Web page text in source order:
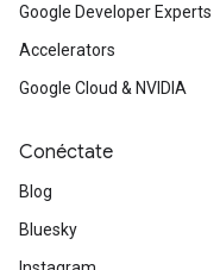
Google Developer Experts
Accelerators
Google Cloud & NVIDIA
Conéctate
Blog
Bluesky